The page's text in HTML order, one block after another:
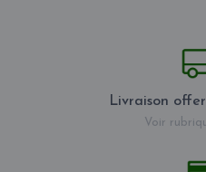
Livraison
Voir